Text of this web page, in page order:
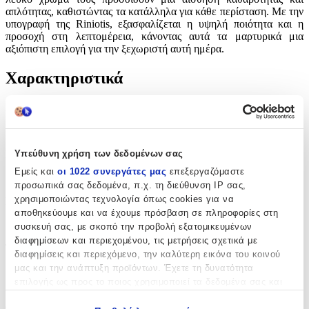
Υπεύθυνη χρήση των δεδομένων σας
Εμείς και οι 1022 συνεργάτες μας επεξεργαζόμαστε
προσωπικά σας δεδομένα, π.χ. τη διεύθυνση IP σας,
χρησιμοποιώντας τεχνολογία όπως cookies για να
αποθηκεύουμε και να έχουμε πρόσβαση σε πληροφορίες στη
συσκευή σας, με σκοπό την προβολή εξατομικευμένων
διαφημίσεων και περιεχομένου, τις μετρήσεις σχετικά με
διαφημίσεις και περιεχόμενο, την καλύτερη εικόνα του κοινού
μας και την ανάπτυξη προϊόντων. Έχετε τη δυνατότητα
απλότητας, καθιστώντας τα κατάλληλα για κάθε περίσταση. Με την
υπογραφή της Riniotis, εξασφαλίζεται η υψηλή ποιότητα και η
προσοχή στη λεπτομέρεια, κάνοντας αυτά τα μαρτυρικά μια
αξιόπιστη επιλογή για την ξεχωριστή αυτή ημέρα.
Χαρακτηριστικά
Κατασκευαστής
Riniotis
Είδος:
Βραχιολάκι
Σχέδιο:
Σταυρουδάκι
Τεμάχια
50